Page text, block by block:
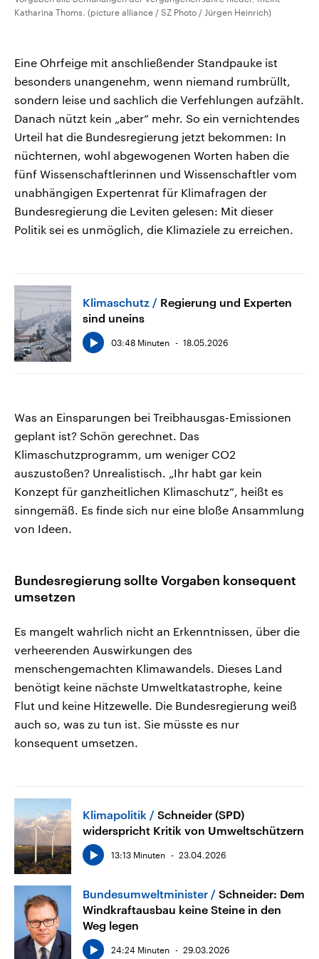
Katharina Thoms. (picture alliance / SZ Photo / Jürgen Heinrich)
Eine Ohrfeige mit anschließender Standpauke ist
besonders unangenehm, wenn niemand rumbrüllt,
sondern leise und sachlich die Verfehlungen aufzählt.
Danach nützt kein „aber“ mehr. So ein vernichtendes
Urteil hat die Bundesregierung jetzt bekommen: In
nüchternen, wohl abgewogenen Worten haben die
fünf Wissenschaftlerinnen und Wissenschaftler vom
unabhängigen Expertenrat für Klimafragen der
Bundesregierung die Leviten gelesen: Mit dieser
Politik sei es unmöglich, die Klimaziele zu erreichen.
Klimaschutz
Regierung und Experten
sind uneins
03:48 Minuten 18.05.2026
Was an Einsparungen bei Treibhausgas-Emissionen
geplant ist? Schön gerechnet. Das
Klimaschutzprogramm, um weniger CO2
auszustoßen? Unrealistisch. „Ihr habt gar kein
Konzept für ganzheitlichen Klimaschutz“, heißt es
sinngemäß. Es finde sich nur eine bloße Ansammlung
von Ideen.
Bundesregierung sollte Vorgaben konsequent
umsetzen
Es mangelt wahrlich nicht an Erkenntnissen, über die
verheerenden Auswirkungen des
menschengemachten Klimawandels. Dieses Land
benötigt keine nächste Umweltkatastrophe, keine
Flut und keine Hitzewelle. Die Bundesregierung weiß
auch so, was zu tun ist. Sie müsste es nur
konsequent umsetzen.
Klimapolitik
Schneider (SPD)
widerspricht Kritik von Umweltschützern
13:13 Minuten 23.04.2026
Bundesumweltminister
Schneider: Dem
Windkraftausbau keine Steine in den
Weg legen
24:24 Minuten 29.03.2026